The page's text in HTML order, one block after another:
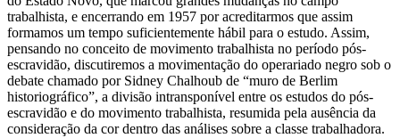
trabalhista, e encerrando em 1957 por acreditarmos que assim
formamos um tempo suficientemente hábil para o estudo. Assim,
pensando no conceito de movimento trabalhista no período pós-
escravidão, discutiremos a movimentação do operariado negro sob o
debate chamado por Sidney Chalhoub de “muro de Berlim
historiográfico”, a divisão intransponível entre os estudos do pós-
escravidão e do movimento trabalhista, resumida pela ausência da
consideração da cor dentro das análises sobre a classe trabalhadora.